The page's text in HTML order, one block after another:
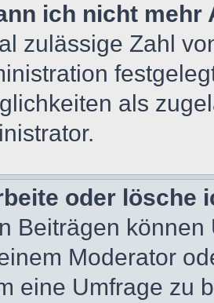
ich nicht
zulässige Zahl
als
oder lösche
Beiträgen
Moderator
eine Umfrage zu